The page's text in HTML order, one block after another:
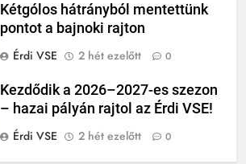
Kétgólos hátrányból mentettünk
pontot a bajnoki rajton
Érdi VSE
2 hét ezelőtt 0
Kezdődik a 2026–2027-es szezon
– hazai pályán rajtol az Érdi VSE!
Érdi VSE
2 hét ezelőtt 0